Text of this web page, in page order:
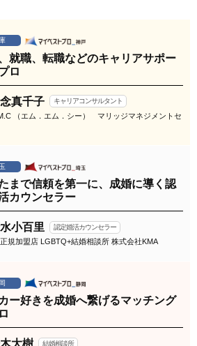
就職、転職などのキャリアサポー
ロ
真千子 キャリアコンサルタント
（エム．エム．シー） マリッジマネジメントセ
まで信頼を第一に、成婚に導く認
カウンセラー
小百里 認定婚活カウンセラー
正規加盟店 LGBTQ+結婚相談所 株式会社KMA
ー好きを成婚へ繋げるマッチング
大樹 結婚相談所